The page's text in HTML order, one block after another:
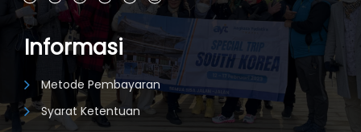
Informasi
Metode Pembayaran
Syarat Ketentuan